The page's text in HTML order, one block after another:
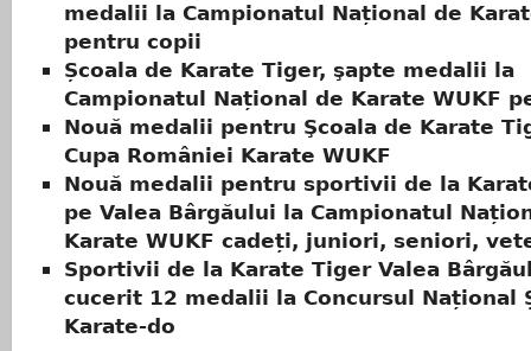
medalii la Campionatul Național de
pentru copii
Școala de Karate Tiger, şapte medalii la
Campionatul Național de Karate WUKF
Nouă medalii pentru Şcoala de Karate
Cupa României Karate WUKF
Nouă medalii pentru sportivii de la
pe Valea Bârgăului la Campionatul
Karate WUKF cadeți, juniori, seniori,
Sportivii de la Karate Tiger Valea
cucerit 12 medalii la Concursul Național
Karate-do